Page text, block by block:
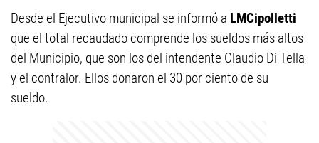
Desde el Ejecutivo municipal se informó a LMCipolletti
que el total recaudado comprende los sueldos más altos
del Municipio, que son los del intendente Claudio Di Tella
y el contralor. Ellos donaron el 30 por ciento de su
sueldo.